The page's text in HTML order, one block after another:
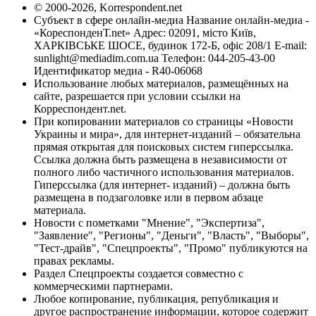
© 2000-2026, Korrespondent.net
Субъект в сфере онлайн-медиа Название онлайн-медиа -
«КореспонденТ.net» Адрес: 02091, місто Київ,
ХАРКІВСЬКЕ ШОСЕ, будинок 172-Б, офіс 208/1 E-mail:
sunlight@mediadim.com.ua Телефон: 044-205-43-00
Идентификатор медиа - R40-06068
Использование любых материалов, размещённых на
сайте, разрешается при условии ссылки на
Корреспондент.net.
При копировании материалов со страницы «Новости
Украины и мира», для интернет-изданий – обязательна
прямая открытая для поисковых систем гиперссылка.
Ссылка должна быть размещена в независимости от
полного либо частичного использования материалов.
Гиперссылка (для интернет- изданий) – должна быть
размещена в подзаголовке или в первом абзаце
материала.
Новости с пометками "Мнение", "Экспертиза",
"Заявление", "Регионы", "Деньги", "Власть", "Выборы",
"Тест-драйв", "Спецпроекты", "Промо" публикуются на
правах рекламы.
Раздел Спецпроекты создается совместно с
коммерческими партнерами.
Любое копирование, публикация, републикация и
другое распространение информации, которое содержит